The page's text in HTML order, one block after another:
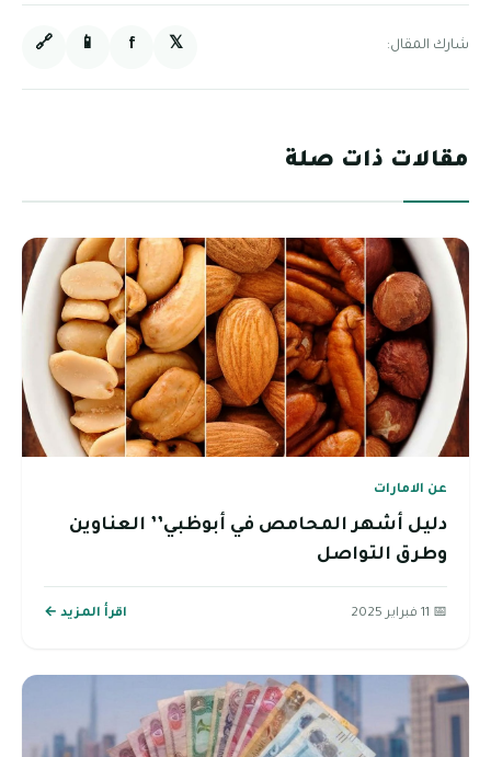
شارك المقال: 𝕏
f
📱
🔗
مقالات ذات صلة
عن الامارات
دليل أشهر المحامص في أبوظبي’’ العناوين
وطرق التواصل
📅 11 فبراير 2025 اقرأ المزيد ←